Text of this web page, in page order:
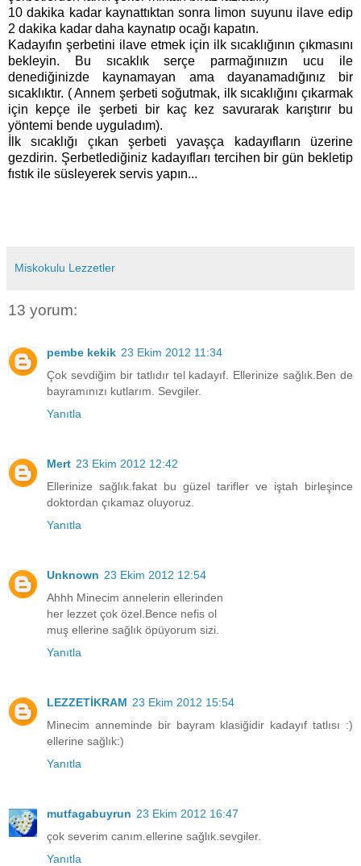
10 dakika kadar kaynattıktan sonra limon suyunu ilave edip
2 dakika kadar daha kaynatıp ocağı kapatın.
Kadayıfın şerbetini ilave etmek için ilk sıcaklığının çıkmasını
bekleyin. Bu sıcaklık serçe parmağınıızın ucu ile
denediğinizde kaynamayan ama dayanamadığınız bir
sıcaklıktır. ( Annem şerbeti soğutmak, ilk sıcaklığını çıkarmak
için kepçe ile şerbeti bir kaç kez savurarak karıştırır bu
yöntemi bende uyguladım).
İlk sıcaklığı çıkan şerbeti yavaşça kadayıfların üzerine
gezdirin. Şerbetlediğiniz kadayıfları tercihen bir gün bekletip
fıstık ile süsleyerek servis yapın...
Miskokulu Lezzetler
13 yorum:
pembe kekik 23 Ekim 2012 11:34
Çok sevdiğim bir tatlıdır tel kadayıf. Ellerinize sağlık.Ben de
bayramınızı kutlarım. Sevgiler.
Yanıtla
Mert 23 Ekim 2012 12:42
Ellerinize sağlık.fakat bu güzel tarifler ve iştah birleşince
doktordan çıkamaz oluyoruz.
Yanıtla
Unknown 23 Ekim 2012 12:54
Ahhh Minecim annelerin ellerinden
her lezzet çok özel.Bence nefis ol
muş ellerine sağlık öpüyorum sizi.
Yanıtla
LEZZETİKRAM 23 Ekim 2012 15:54
Minecim anneminde bir bayram klasiğidir kadayıf tatlısı :)
ellerine sağlık:)
Yanıtla
mutfagabuyrun 23 Ekim 2012 16:47
çok severim canım.ellerine sağlık.sevgiler.
Yanıtla